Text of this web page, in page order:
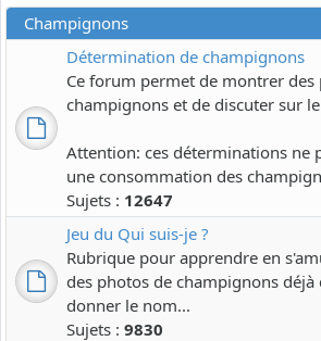
Champignons
Détermination de champignons
Ce forum permet de montrer des
champignons et de discuter sur
Attention: ces déterminations ne
une consommation des
Sujets : 12647
Jeu du Qui suis-je ?
Rubrique pour apprendre en
des photos de champignons déjà
donner le nom...
Sujets : 9830